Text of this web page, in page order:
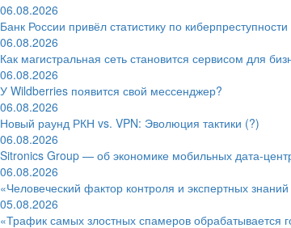
06.08.2026
Банк России привёл статистику по
06.08.2026
Как магистральная сеть становится сервисом для
06.08.2026
У Wildberries появится свой мессенджер?
06.08.2026
Новый раунд РКН vs. VPN: Эволюция тактики (?)
06.08.2026
Sitronics Group — об экономике мобильных дата-
06.08.2026
«Человеческий фактор контроля и экспертных знаний
05.08.2026
«Трафик самых злостных спамеров обрабатывается